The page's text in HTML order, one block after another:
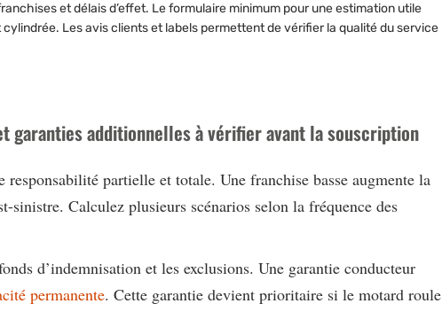
et délais d’effet. Le formulaire minimum pour une estimation utile
Les avis clients et labels permettent de vérifier la qualité du service
garanties additionnelles à vérifier avant la souscription
responsabilité partielle et totale. Une franchise basse augmente la
sinistre. Calculez plusieurs scénarios selon la fréquence des
d’indemnisation et les exclusions. Une garantie conducteur
permanente. Cette garantie devient prioritaire si le motard roule